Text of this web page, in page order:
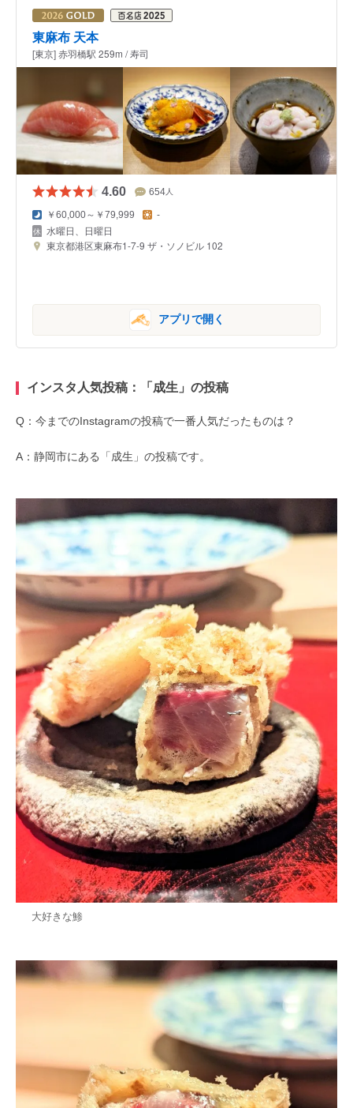
東麻布 天本
[東京] 赤羽橋駅 259m / 寿司
4.60 654 人
￥60,000～￥79,999 -
水曜日、日曜日
東京都港区東麻布1-7-9 ザ・ソノビル 102
アプリで開く
インスタ人気投稿：「成生」の投稿
Q：今までのInstagramの投稿で一番人気だったものは？
A：静岡市にある「成生」の投稿です。
大好きな鯵